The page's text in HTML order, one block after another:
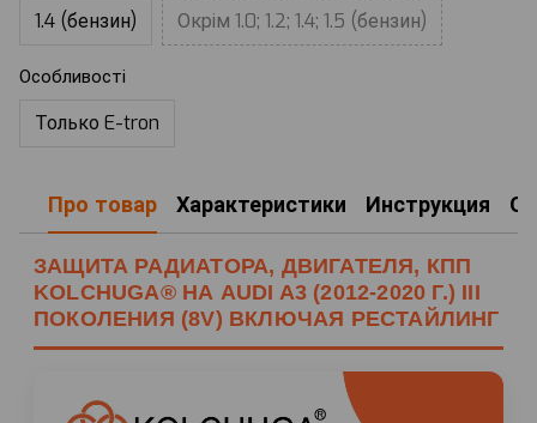
1.4 (бензин) Окрім 1.0; 1.2; 1.4; 1.5 (бензин)
Особливості
Только E-tron
Про товар Характеристики Инструкция
ЗАЩИТА РАДИАТОРА, ДВИГАТЕЛЯ, КПП
KOLCHUGA® НА AUDI A3 (2012-2020 Г.) III
ПОКОЛЕНИЯ (8V) ВКЛЮЧАЯ РЕСТАЙЛИНГ